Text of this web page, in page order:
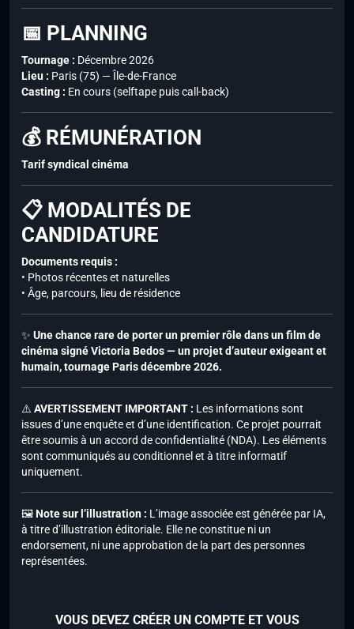
📅 PLANNING
Tournage : Décembre 2026
Lieu : Paris (75) — Île-de-France
Casting : En cours (selftape puis call-back)
💰 RÉMUNÉRATION
Tarif syndical cinéma
📋 MODALITÉS DE
CANDIDATURE
Documents requis :
• Photos récentes et naturelles
• Âge, parcours, lieu de résidence
✨ Une chance rare de porter un premier rôle dans un film de
cinéma signé Victoria Bedos — un projet d’auteur exigeant et
humain, tournage Paris décembre 2026.
⚠️ AVERTISSEMENT IMPORTANT : Les informations sont
issues d’une enquête et d’une identification. Ce projet pourrait
être soumis à un accord de confidentialité (NDA). Les éléments
sont communiqués au conditionnel et à titre informatif
uniquement.
🖼️Note sur l’illustration : L’image associée est générée par IA,
à titre d’illustration éditoriale. Elle ne constitue ni un
endorsement, ni une approbation de la part des personnes
représentées.
VOUS DEVEZ CRÉER UN COMPTE ET VOUS